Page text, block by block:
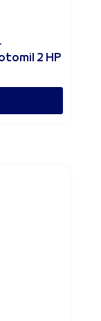
2 HP